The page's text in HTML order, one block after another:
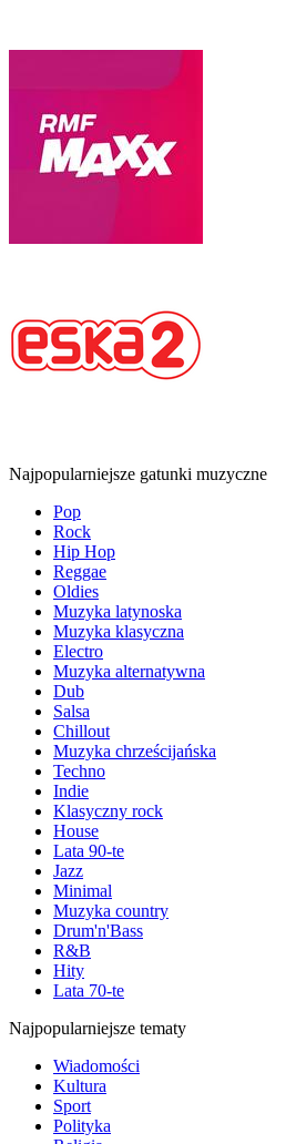
Najpopularniejsze gatunki muzyczne
Pop
Rock
Hip Hop
Reggae
Oldies
Muzyka latynoska
Muzyka klasyczna
Electro
Muzyka alternatywna
Dub
Salsa
Chillout
Muzyka chrześcijańska
Techno
Indie
Klasyczny rock
House
Lata 90-te
Jazz
Minimal
Muzyka country
Drum'n'Bass
R&B
Hity
Lata 70-te
Najpopularniejsze tematy
Wiadomości
Kultura
Sport
Polityka